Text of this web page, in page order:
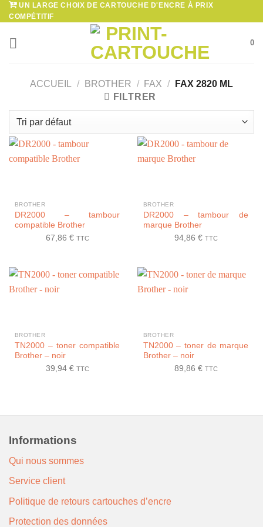
Passer
au
contenu
UN LARGE CHOIX DE CARTOUCHE D'ENCRE À PRIX
COMPÉTITIF
0
ACCUEIL / BROTHER / FAX /
FAX 2820 ML
FILTRER
BROTHER
DR2000 – tambour
compatible Brother
67,86 € TTC
BROTHER
DR2000 – tambour de
marque Brother
94,86 € TTC
BROTHER
TN2000 – toner compatible
Brother – noir
39,94 € TTC
BROTHER
TN2000 – toner de marque
Brother – noir
89,86 € TTC
Informations
Qui nous sommes
Service client
Politique de retours cartouches d’encre
Protection des données